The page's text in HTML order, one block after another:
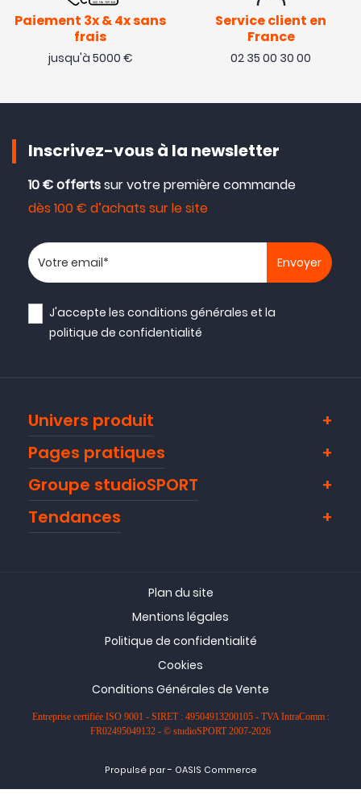
Paiement 3x & 4x sans
frais
jusqu'à 5000 €
Service client en
France
02 35 00 30 00
Inscrivez-vous à la newsletter
10 € offertssur votre première commande
dès 100 € d’achats sur le site
Votre adresse email
J'accepte lesconditions générales et la
politique de confidentialité
Univers produit
Pages pratiques
Groupe studioSPORT
Tendances
Plan du site
Mentions légales
Politique de confidentialité
Cookies
Conditions Générales de Vente
Entreprise certifiée ISO 9001 - SIRET : 49504913200105 - TVA IntraComm :
FR02495049132 - © studioSPORT 2007-2026
Propulsé par- OASIS Commerce